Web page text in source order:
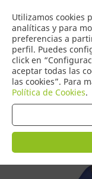
Utilizamos cookies
analíticas y para
preferencias a
perfil. Puedes
click en
aceptar todas las
las cookies”. Para
Política de Cookies.
DE
Tienda > Disfraces